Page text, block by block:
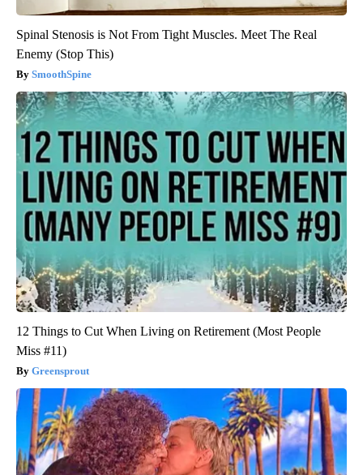
Spinal Stenosis is Not From Tight Muscles. Meet The Real
Enemy (Stop This)
SmoothSpine
12 Things to Cut When Living on Retirement (Most People
Miss #11)
Greensprout